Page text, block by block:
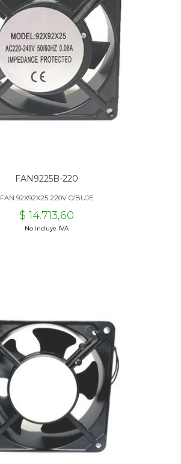
FAN9225B-220
FAN 92X92X25 220V C/BUJE
$ 14.713,60
No incluye IVA